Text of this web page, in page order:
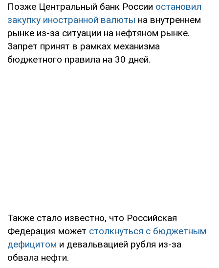
Позже Центральный банк России остановил
закупку иностранной валюты на внутреннем
рынке из-за ситуации на нефтяном рынке.
Запрет принят в рамках механизма
бюджетного правила на 30 дней.
Также стало известно, что Российская
Федерация может столкнуться с бюджетным
дефицитом и девальвацией рубля из-за
обвала нефти.